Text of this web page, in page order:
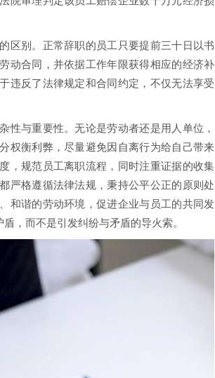
别。正常辞职的员工只要提前三十日以书
动合同，并依据工作年限获得相应的经济补
违反了法律规定和合同约定，不仅无法享受
与重要性。无论是劳动者还是用人单位，
权衡利弊，尽量避免因自离行为给自己带来
，规范员工离职流程，同时注重证据的收集
严格遵循法律法规，秉持公平公正的原则处
和谐的劳动环境，促进企业与员工的共同发
，而不是引发纠纷与矛盾的导火索。